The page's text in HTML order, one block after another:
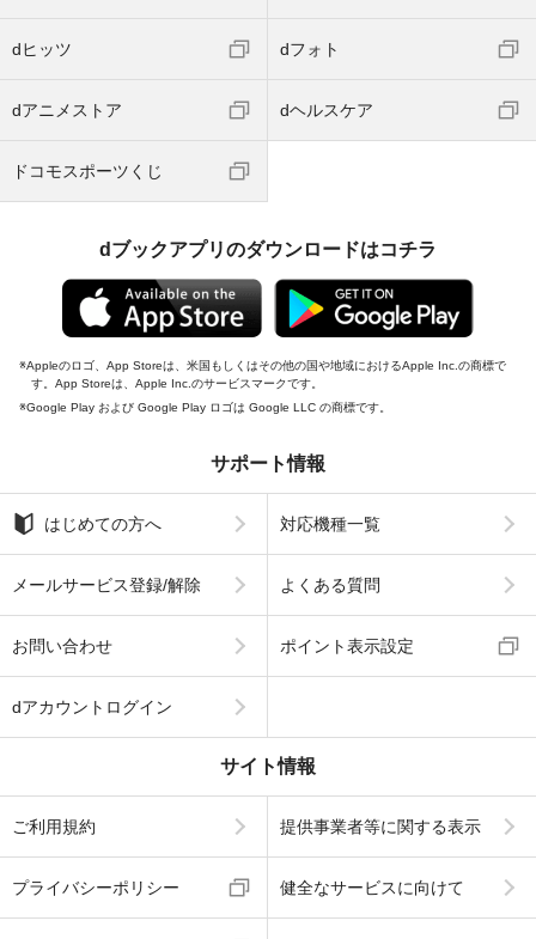
dヒッツ dフォト
dアニメストア dヘルスケア
ドコモスポーツくじ
dブックアプリのダウンロードはコチラ
Appleのロゴ、App Storeは、米国もしくはその他の国や地域におけるApple Inc.の商標で
す。App Storeは、Apple Inc.のサービスマークです。
Google Play および Google Play ロゴは Google LLC の商標です。
サポート情報
はじめての方へ 対応機種一覧
メールサービス登録/解除 よくある質問
お問い合わせ ポイント表示設定
dアカウントログイン
サイト情報
ご利用規約 提供事業者等に関する表示
プライバシーポリシー 健全なサービスに向けて